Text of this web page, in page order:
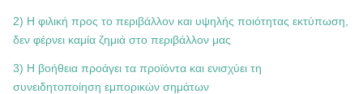
2) Η φιλική προς το περιβάλλον και υψηλής ποιότητας εκτύπωση,
δεν φέρνει καμία ζημιά στο περιβάλλον μας
3) Η βοήθεια προάγει τα προϊόντα και ενισχύει τη
συνειδητοποίηση εμπορικών σημάτων